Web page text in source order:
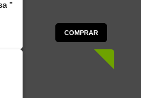
"
COMPRAR